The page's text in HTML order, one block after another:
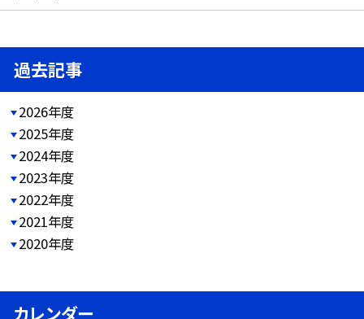
過去記事
2026年度
2025年度
2024年度
2023年度
2022年度
2021年度
2020年度
カレンダー